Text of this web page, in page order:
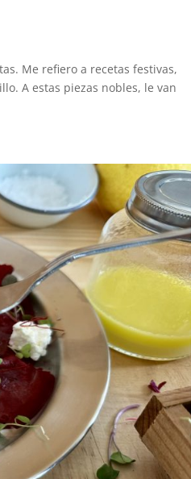
Me refiero a recetas festivas,
A estas piezas nobles, le van